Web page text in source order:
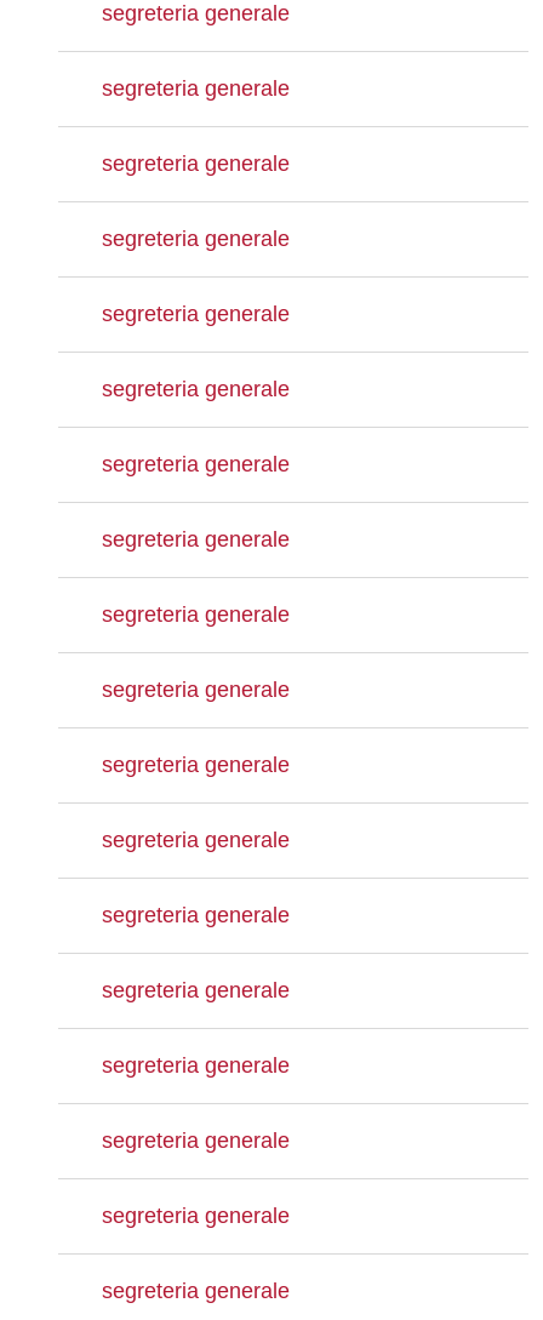
segreteria generale
segreteria generale
segreteria generale
segreteria generale
segreteria generale
segreteria generale
segreteria generale
segreteria generale
segreteria generale
segreteria generale
segreteria generale
segreteria generale
segreteria generale
segreteria generale
segreteria generale
segreteria generale
segreteria generale
segreteria generale